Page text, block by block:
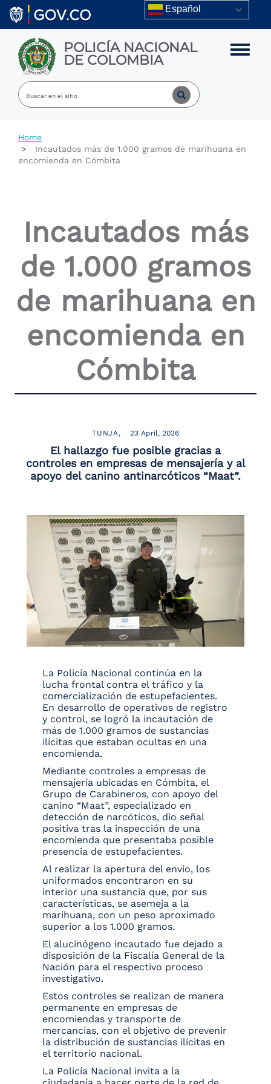
Skip to main content Español
POLICÍA NACIONAL
DE COLOMBIA Toggle
Home
Incautados más de 1.000 gramos de marihuana en
encomienda en Cómbita
Incautados más
de 1.000 gramos
de marihuana en
encomienda en
Cómbita
TUNJA 23 April, 2026
El hallazgo fue posible gracias a
controles en empresas de mensajería y al
apoyo del canino antinarcóticos “Maat”.
La Policía Nacional continúa en la
lucha frontal contra el tráfico y la
comercialización de estupefacientes.
En desarrollo de operativos de registro
y control, se logró la incautación de
más de 1.000 gramos de sustancias
ilícitas que estaban ocultas en una
encomienda.
Mediante controles a empresas de
mensajería ubicadas en Cómbita, el
Grupo de Carabineros, con apoyo del
canino “Maat”, especializado en
detección de narcóticos, dio señal
positiva tras la inspección de una
encomienda que presentaba posible
presencia de estupefacientes.
Al realizar la apertura del envío, los
uniformados encontraron en su
interior una sustancia que, por sus
características, se asemeja a la
marihuana, con un peso aproximado
superior a los 1.000 gramos.
El alucinógeno incautado fue dejado a
disposición de la Fiscalía General de la
Nación para el respectivo proceso
investigativo.
Estos controles se realizan de manera
permanente en empresas de
encomiendas y transporte de
mercancías, con el objetivo de prevenir
la distribución de sustancias ilícitas en
el territorio nacional.
La Policía Nacional invita a la